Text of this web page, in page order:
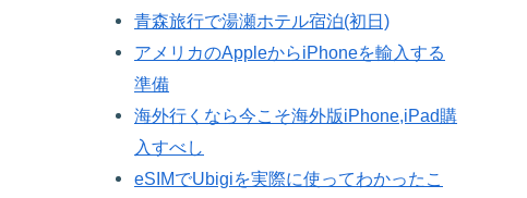
青森旅行で湯瀬ホテル宿泊(初日)
アメリカのAppleからiPhoneを輸入する
準備
海外行くなら今こそ海外版iPhone,iPad購
入すべし
eSIMでUbigiを実際に使ってわかったこ